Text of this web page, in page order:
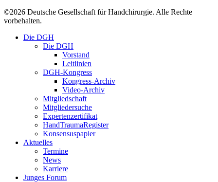
©2026 Deutsche Gesellschaft für Handchirurgie. Alle Rechte
vorbehalten.
Close
Die DGH
Die DGH
Vorstand
Leitlinien
DGH-Kongress
Kongress-Archiv
Video-Archiv
Mitgliedschaft
Mitgliedersuche
Expertenzertifikat
HandTraumaRegister
Konsensuspapier
Aktuelles
Termine
News
Karriere
Junges Forum